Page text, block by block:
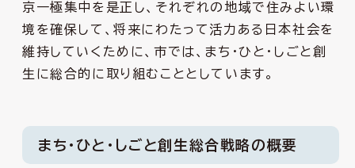
京一極集中を是正し、それぞれの地域で住みよい環
境を確保して、将来にわたって活力ある日本社会を
維持していくために、市では、まち・ひと・しごと創
生に総合的に取り組むこととしています。
まち・ひと・しごと創生総合戦略の概要